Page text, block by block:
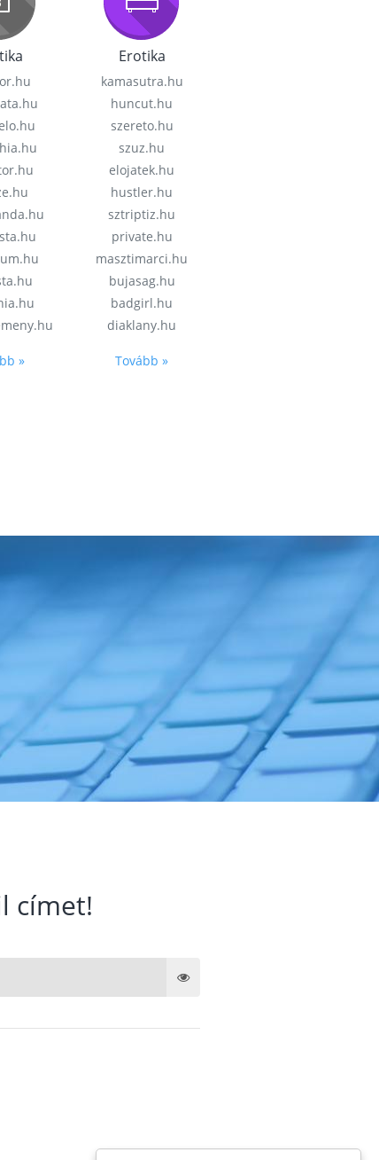
»
Erotika
kamasutra.hu
huncut.hu
szereto.hu
szuz.hu
elojatek.hu
hustler.hu
sztriptiz.hu
private.hu
masztimarci.hu
bujasag.hu
badgirl.hu
diaklany.hu
Tovább »
címet!